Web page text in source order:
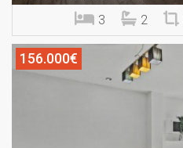
3 2
156.000€